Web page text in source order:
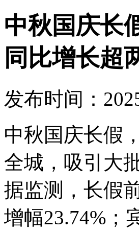
中秋国庆长
同比增长超
发布时间：
中秋国庆长假
全城，吸引大
据监测，长假
增幅23.74%；